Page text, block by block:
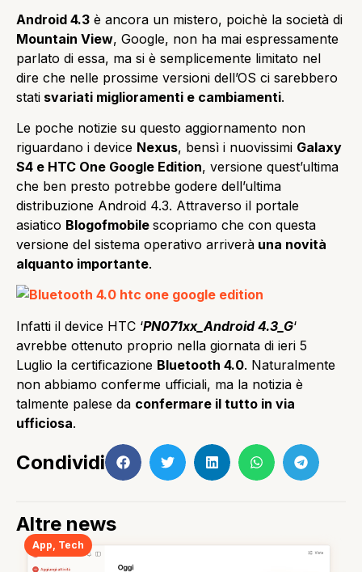
Android 4.3 è ancora un mistero, poichè la società di
Mountain View, Google, non ha mai espressamente
parlato di essa, ma si è semplicemente limitato nel
dire che nelle prossime versioni dell’OS ci sarebbero
stati svariati miglioramenti e cambiamenti.
Le poche notizie su questo aggiornamento non
riguardano i device Nexus, bensì i nuovissimi Galaxy
S4 e HTC One Google Edition, versione quest’ultima
che ben presto potrebbe godere dell’ultima
distribuzione Android 4.3. Attraverso il portale
asiatico Blogofmobile scopriamo che con questa
versione del sistema operativo arriverà una novità
alquanto importante.
Infatti il device HTC ‘PN071xx_Android 4.3_G‘
avrebbe ottenuto proprio nella giornata di ieri 5
Luglio la certificazione Bluetooth 4.0. Naturalmente
non abbiamo conferme ufficiali, ma la notizia è
talmente palese da confermare il tutto in via
ufficiosa.
Condividi
Altre news
App, Tech